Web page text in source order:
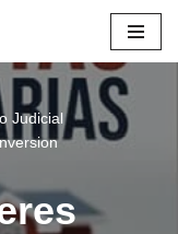
Judicial